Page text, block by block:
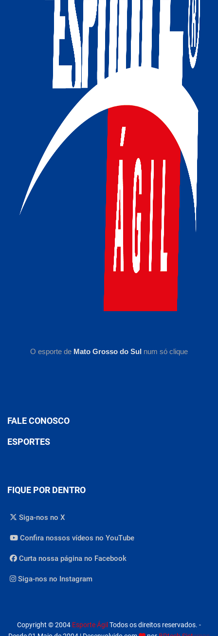
O esporte de Mato Grosso do Sul num só clique
FALE CONOSCO
ESPORTES
FIQUE POR DENTRO
Siga-nos no X
Confira nossos vídeos no YouTube
Curta nossa página no Facebook
Siga-nos no Instagram
Copyright © 2004 Esporte Ágil Todos os direitos reservados. -